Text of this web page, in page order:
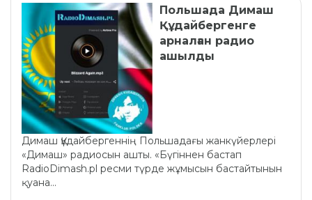
Польшада Димаш
Құдайбергенге
арналған радио
ашылды
Димаш Құдайбергеннің Польшадағы жанкүйерлері
«Димаш» радиосын ашты. «Бүгіннен бастап
RadioDimash.pl ресми түрде жұмысын бастайтынын
қуана...